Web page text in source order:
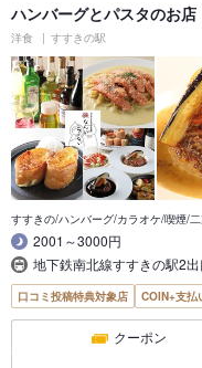
ハンバーグとパスタのお
洋食 すすきの駅
すすきの/ハンバーグ/カラオケ/喫煙/
2001～3000円
地下鉄南北線すすきの駅2
口コミ投稿特典対象店 COIN+支払
クーポン